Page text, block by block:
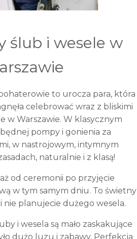
ślub i wesele w
to urocza para, która
celebrować wraz z bliskimi
w Warszawie. W klasycznym
pompy i gonienia za
w nastrojowym, intymnym
naturalnie i z klasą!
od ceremonii po przyjęcie
w tym samym dniu. To świetny
nie planujecie dużego wesela.
i wesela są mało zaskakujące
dużo luzu i zabawy. Perfekcja